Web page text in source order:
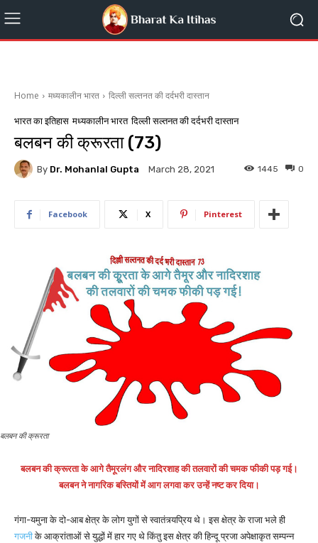
Home मध्यकालीन भारत दिल्ली सल्तनत की दर्दभरी दास्तान
भारत का इतिहास मध्यकालीन भारत दिल्ली सल्तनत की दर्दभरी दास्तान
बलबन की क्रूरता (73)
By Dr. Mohanlal Gupta March 28, 2021 0
1445
Facebook X Pinterest
बलबन की क्रूरता
बलबन की क्रूरता के आगे तैमूरलंग और नादिरशाह की तलवारों की चमक फीकी पड़ गई।
बलबन ने नागरिक बस्तियों में आग लगवा कर उन्हें नष्ट कर दिया।
गंगा-यमुना के दो-आब क्षेत्र के लोग युगों से स्वातंत्र्यप्रिय थे। इस क्षेत्र के राजा भले ही
गजनीके आक्रांताओं से युद्धों में हार गए थे किंतु इस क्षेत्र की हिन्दू प्रजा अपेक्षाकृत सम्पन्न